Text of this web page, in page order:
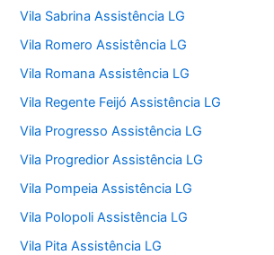
Vila Sabrina Assistência LG
Vila Romero Assistência LG
Vila Romana Assistência LG
Vila Regente Feijó Assistência LG
Vila Progresso Assistência LG
Vila Progredior Assistência LG
Vila Pompeia Assistência LG
Vila Polopoli Assistência LG
Vila Pita Assistência LG